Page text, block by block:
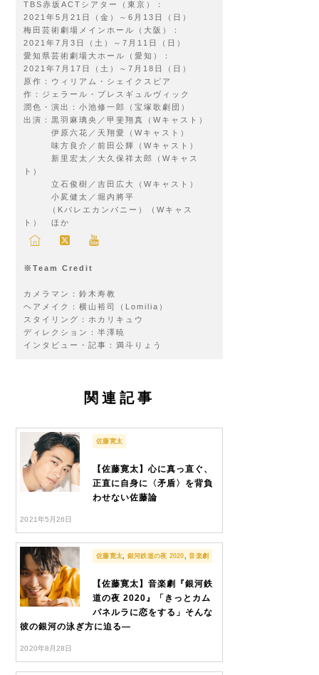
TBS赤坂ACT シアター（東京）：
2021年5 月21 日（金）～6 月 13 日（日）
梅田芸術劇場メインホール（大阪）：
2021年7 月3 日（土）～7 月 11 日（日）
愛知県芸術劇場大ホール（愛知）：
2021年7 月 17 日（土）～7 月 18 日（日）
原作：ウィリアム・シェイクスピア
作：ジェラール・プレスギュルヴィック
潤色・演出：小池修一郎（宝塚歌劇団）
出演：黒羽麻璃央／甲斐翔真（Wキャスト）
伊原六花／天翔愛（Wキャスト）
味方良介／前田公輝（Wキャスト）
新里宏太／大久保祥太郎（Wキャス
ト）
立石俊樹／吉田広大（Wキャスト）
小㞍健太／堀内將平
（ Kバレエカンパニー）（Wキャス
ト） ほか
※Team Credit
カメラマン：鈴木寿教
ヘアメイク：横山裕司（ Lomilia ）
スタイリング：ホカリキュウ
ディレクション：半澤暁
インタビュー・記事：満斗りょう
関連記事
佐藤寛太
【佐藤寛太】心に真っ直ぐ、
正直に自身に〈矛盾〉を背負
わせない佐藤論
2021年5月26日
佐藤寛太, 銀河鉄道の夜 2020, 音楽劇
【佐藤寛太】音楽劇『銀河鉄
道の夜 2020』「きっとカム
パネルラに恋をする」そんな
彼の銀河の泳ぎ方に迫る―
2020年8月28日